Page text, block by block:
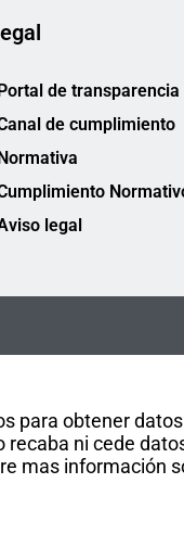
para obtener
ni cede
mas información
de transparencia
de cumplimiento
legal